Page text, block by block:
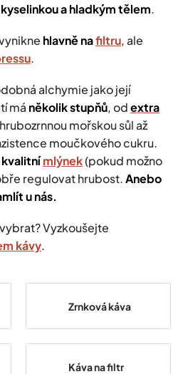
a hladkým tělem.
hlavně nafiltru, ale
.
alchymie jako její
má několik stupňů, odextra
mořskou sůl až
moučkového cukru.
kvalitnímlýnek(pokud možno
regulovat hrubost.Anebo
u nás.
vybrat? Vyzkoušejte
kávy.
Zrnková káva
Káva na filtr